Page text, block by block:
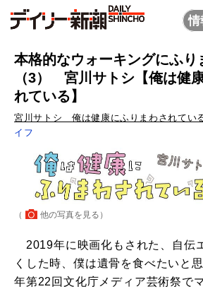
情
本格的なウォーキングにふり
（3） 宮川サトシ【俺は健
れている】
宮川サトシ 俺は健康にふりまわされてい
イフ
（ 他の写真を見る ）
2019年に映画化もされた、自伝
くした時、僕は遺骨を食べたいと
年第22回文化庁メディア芸術祭で